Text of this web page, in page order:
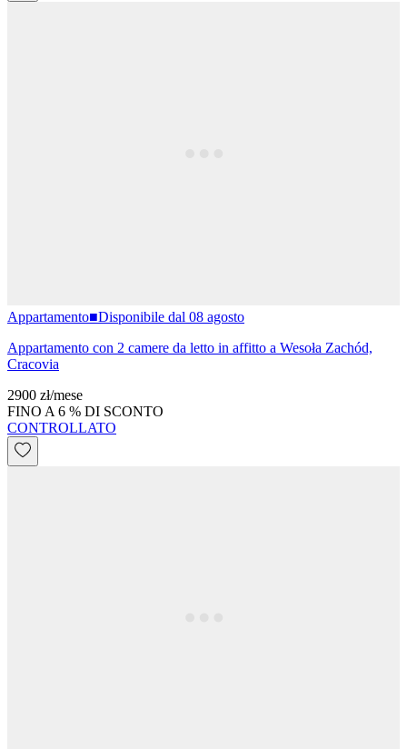
Appartamento■Disponibile dal 08 agosto
Appartamento con 2 camere da letto in affitto a Wesoła Zachód,
Cracovia
2900 zł/mese
FINO A 6 % DI SCONTO
CONTROLLATO